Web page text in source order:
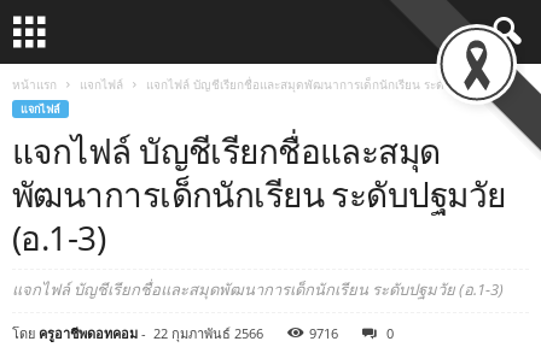
หน้าแรก แจกไฟล์ แจกไฟล์ บัญชีเรียกชื่อและสมุดพัฒนาการเด็กนักเรียน ระดับปฐมวัย (อ.1-3)
แจกไฟล์
แจกไฟล์ บัญชีเรียกชื่อและสมุด
พัฒนาการเด็กนักเรียน ระดับปฐมวัย
(อ.1-3)
แจกไฟล์ บัญชีเรียกชื่อและสมุดพัฒนาการเด็กนักเรียน ระดับปฐมวัย (อ.1-3)
โดย ครูอาชีพดอทคอม - 22 กุมภาพันธ์ 2566 9716 0